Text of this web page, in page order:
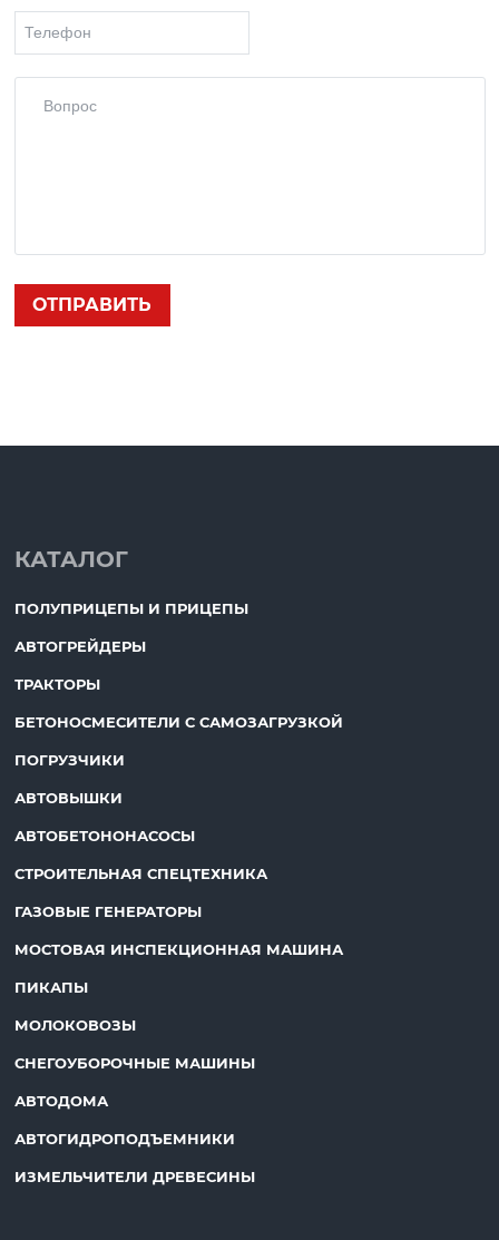
КАТАЛОГ
ПОЛУПРИЦЕПЫ И ПРИЦЕПЫ
АВТОГРЕЙДЕРЫ
ТРАКТОРЫ
БЕТОНОСМЕСИТЕЛИ С САМОЗАГРУЗКОЙ
ПОГРУЗЧИКИ
АВТОВЫШКИ
АВТОБЕТОНОНАСОСЫ
СТРОИТЕЛЬНАЯ СПЕЦТЕХНИКА
ГАЗОВЫЕ ГЕНЕРАТОРЫ
МОСТОВАЯ ИНСПЕКЦИОННАЯ МАШИНА
ПИКАПЫ
МОЛОКОВОЗЫ
СНЕГОУБОРОЧНЫЕ МАШИНЫ
АВТОДОМА
АВТОГИДРОПОДЪЕМНИКИ
ИЗМЕЛЬЧИТЕЛИ ДРЕВЕСИНЫ